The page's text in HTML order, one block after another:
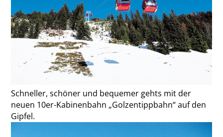
Schneller, schöner und bequemer gehts mit der
neuen 10er-Kabinenbahn „Golzentippbahn“ auf den
Gipfel.